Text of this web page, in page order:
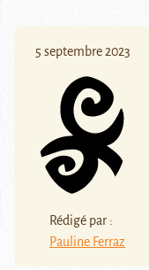
5 septembre 2023
Rédigé par :
Pauline Ferraz